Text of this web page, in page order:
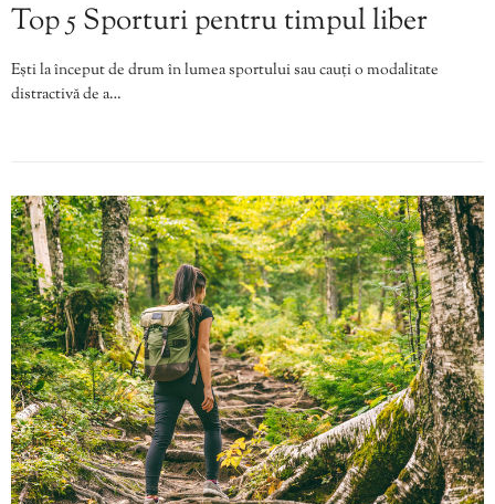
Top 5 Sporturi pentru timpul liber
Ești la început de drum în lumea sportului sau cauți o modalitate
distractivă de a…